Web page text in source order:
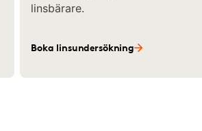
linsbärare.
Boka linsundersökning